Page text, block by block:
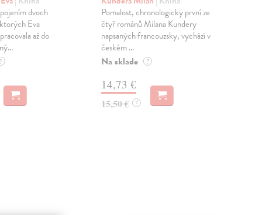
dvoch
Eva
až do
?
Pomalost, chronologicky první ze
čtyř románů Milana Kundery
napsaných francouzsky, vychází v
českém ...
Na sklade ?
14,73 €
15,50 € ?